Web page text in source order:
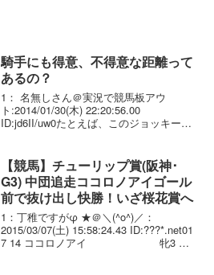
騎手にも得意、不得意な距離って
あるの？
1： 名無しさん＠実況で競馬板アウ
ト:2014/01/30(木) 22:20:56.00
ID:jd6II/uw0たとえば、このジョッキーは
【競馬】チューリップ賞(阪神･
G3) 中団追走ココロノアイゴール
前で抜け出し快勝！いざ桜花賞へ
1：丁稚ですがφ ★＠＼(^o^)／：
2015/03/07(土) 15:58:24.43 ID:???*.net01
7 14 ココロノアイ 牝3 横